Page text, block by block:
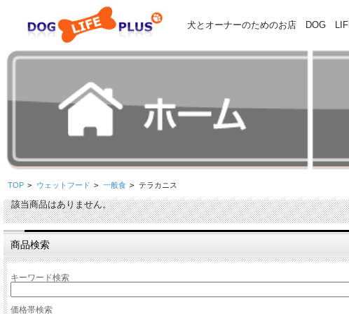
犬とオーナーのためのお店 DOG
TOP > ウェットフード > 一般食 > テラカニス
該当商品はありません。
商品検索
キーワード検索
価格帯検索